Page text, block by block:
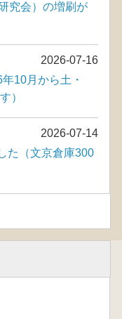
究会）の増刷が
2026-07-16
10月から土・
）
2026-07-14
た（文京倉庫300